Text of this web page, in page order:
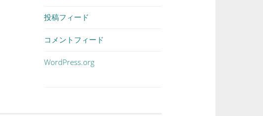
投稿フィード
コメントフィード
WordPress.org